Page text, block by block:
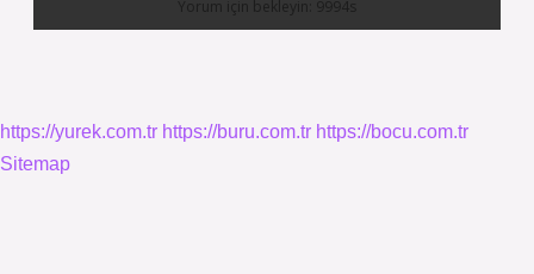
https://yurek.com.tr https://buru.com.tr https://bocu.com.tr
Sitemap